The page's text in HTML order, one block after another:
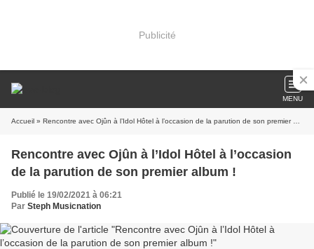
Publicité
MENU
Accueil » Rencontre avec Ojûn à l’Idol Hôtel à l’occasion de la parution de son premier album !
Rencontre avec Ojûn à l’Idol Hôtel à l’occasion
de la parution de son premier album !
Publié le 19/02/2021 à 06:21
Par Steph Musicnation